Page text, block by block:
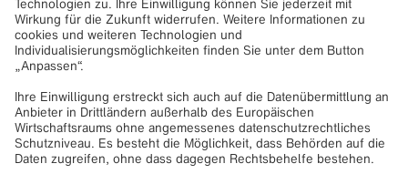
"Gemeinschaft aufzubauen und Veränderung anzustoßen
ist nie wirklich bequem. Sobald es sich zu bequem anfühlt,
ist es Zeit, sich selbst herauszufordern und den nächsten
Das Event bot den Teilnehmenden die Möglichkeit,
voneinander zu lernen, sich gegenseitig zu unterstützen
und neue Perspektiven einzubringen. „Women Inspire"